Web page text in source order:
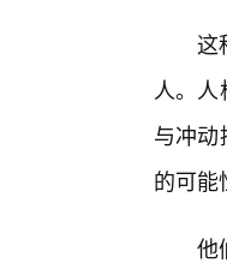
这
人。
与冲
的可能
他